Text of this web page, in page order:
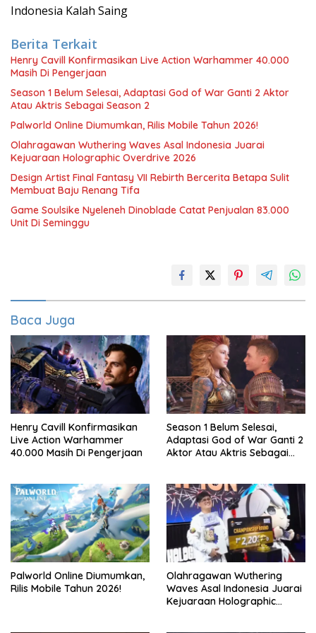
Indonesia Kalah Saing
Berita Terkait
Henry Cavill Konfirmasikan Live Action Warhammer 40.000
Masih Di Pengerjaan
Season 1 Belum Selesai, Adaptasi God of War Ganti 2 Aktor
Atau Aktris Sebagai Season 2
Palworld Online Diumumkan, Rilis Mobile Tahun 2026!
Olahragawan Wuthering Waves Asal Indonesia Juarai
Kejuaraan Holographic Overdrive 2026
Design Artist Final Fantasy VII Rebirth Bercerita Betapa Sulit
Membuat Baju Renang Tifa
Game Soulsike Nyeleneh Dinoblade Catat Penjualan 83.000
Unit Di Seminggu
Baca Juga
Henry Cavill Konfirmasikan
Live Action Warhammer
40.000 Masih Di Pengerjaan
Season 1 Belum Selesai,
Adaptasi God of War Ganti 2
Aktor Atau Aktris Sebagai
Palworld Online Diumumkan,
Rilis Mobile Tahun 2026!
Olahragawan Wuthering
Waves Asal Indonesia Juarai
Kejuaraan Holographic